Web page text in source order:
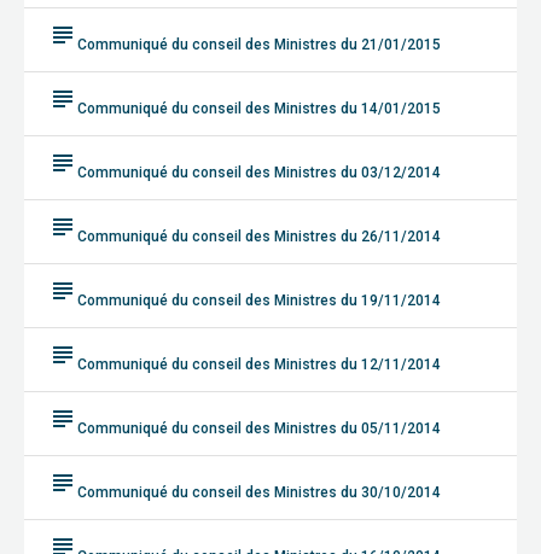
subject Communiqué du conseil des Ministres du 21/01/2015
subject Communiqué du conseil des Ministres du 14/01/2015
subject Communiqué du conseil des Ministres du 03/12/2014
subject Communiqué du conseil des Ministres du 26/11/2014
subject Communiqué du conseil des Ministres du 19/11/2014
subject Communiqué du conseil des Ministres du 12/11/2014
subject Communiqué du conseil des Ministres du 05/11/2014
subject Communiqué du conseil des Ministres du 30/10/2014
subject